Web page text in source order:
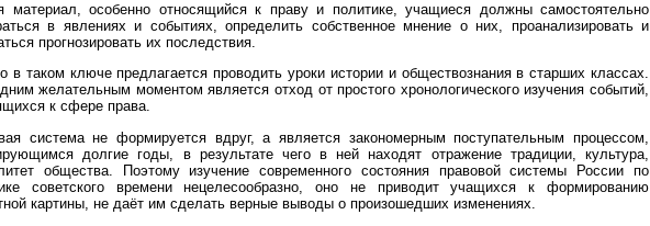
материал, особенно относящийся к праву и политике, учащиеся должны самостоятельно
в явлениях и событиях, определить собственное мнение о них, проанализировать и
прогнозировать их последствия.
в таком ключе предлагается проводить уроки истории и обществознания в старших классах.
желательным моментом является отход от простого хронологического изучения событий,
к сфере права.
система не формируется вдруг, а является закономерным поступательным процессом,
долгие годы, в результате чего в ней находят отражение традиции, культура,
общества. Поэтому изучение современного состояния правовой системы России по
советского времени нецелесообразно, оно не приводит учащихся к формированию
картины, не даёт им сделать верные выводы о произошедших изменениях.